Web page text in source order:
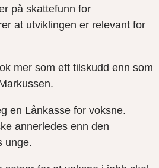
på skattefunn for
at utviklingen er relevant for
mer som ett tilskudd enn som
en Lånkasse for voksne.
annerledes enn den
unge.